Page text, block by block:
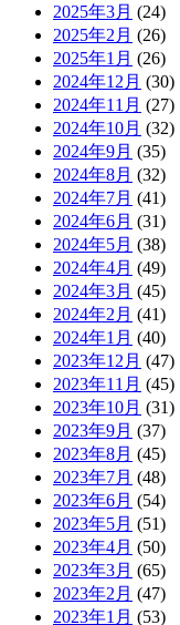
2025年3月 (24)
2025年2月 (26)
2025年1月 (26)
2024年12月 (30)
2024年11月 (27)
2024年10月 (32)
2024年9月 (35)
2024年8月 (32)
2024年7月 (41)
2024年6月 (31)
2024年5月 (38)
2024年4月 (49)
2024年3月 (45)
2024年2月 (41)
2024年1月 (40)
2023年12月 (47)
2023年11月 (45)
2023年10月 (31)
2023年9月 (37)
2023年8月 (45)
2023年7月 (48)
2023年6月 (54)
2023年5月 (51)
2023年4月 (50)
2023年3月 (65)
2023年2月 (47)
2023年1月 (53)